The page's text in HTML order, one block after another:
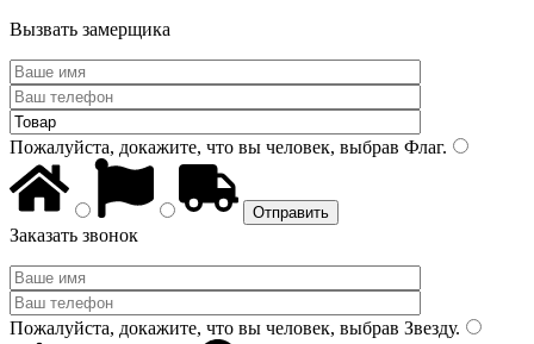
Вызвать замерщика
Пожалуйста, докажите, что вы человек, выбрав Флаг.
Заказать звонок
Пожалуйста, докажите, что вы человек, выбрав Звезду.